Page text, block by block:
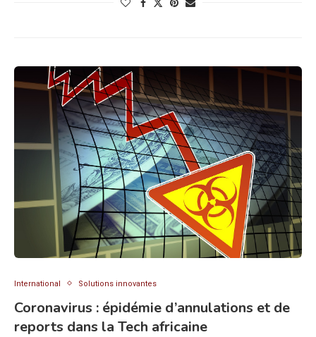
International Solutions innovantes
Coronavirus : épidémie d’annulations et de
reports dans la Tech africaine